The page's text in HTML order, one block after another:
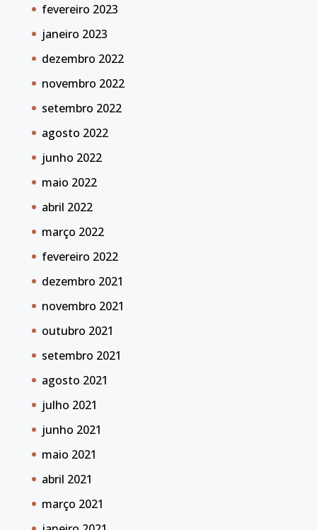
fevereiro 2023
janeiro 2023
dezembro 2022
novembro 2022
setembro 2022
agosto 2022
junho 2022
maio 2022
abril 2022
março 2022
fevereiro 2022
dezembro 2021
novembro 2021
outubro 2021
setembro 2021
agosto 2021
julho 2021
junho 2021
maio 2021
abril 2021
março 2021